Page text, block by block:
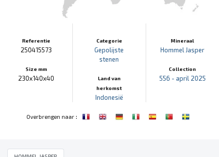
Referentie
250415573
Size mm
230x140x40
Categorie
Gepolijste
stenen
Land van
herkomst
Indonesië
Mineraal
Hommel Jasper
Collection
556 - april 2025
Overbrengen naar: